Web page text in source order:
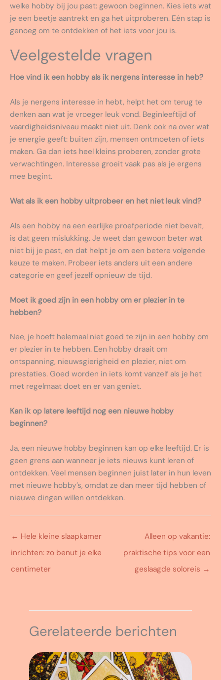
welke hobby bij jou past: gewoon beginnen. Kies iets wat
je een beetje aantrekt en ga het uitproberen. Eén stap is
genoeg om te ontdekken of het iets voor jou is.
Veelgestelde vragen
Hoe vind ik een hobby als ik nergens interesse in heb?
Als je nergens interesse in hebt, helpt het om terug te
denken aan wat je vroeger leuk vond. Beginleeftijd of
vaardigheidsniveau maakt niet uit. Denk ook na over wat
je energie geeft: buiten zijn, mensen ontmoeten of iets
maken. Ga dan iets heel kleins proberen, zonder grote
verwachtingen. Interesse groeit vaak pas als je ergens
mee begint.
Wat als ik een hobby uitprobeer en het niet leuk vind?
Als een hobby na een eerlijke proefperiode niet bevalt,
is dat geen mislukking. Je weet dan gewoon beter wat
niet bij je past, en dat helpt je om een betere volgende
keuze te maken. Probeer iets anders uit een andere
categorie en geef jezelf opnieuw de tijd.
Moet ik goed zijn in een hobby om er plezier in te
hebben?
Nee, je hoeft helemaal niet goed te zijn in een hobby om
er plezier in te hebben. Een hobby draait om
ontspanning, nieuwsgierigheid en plezier, niet om
prestaties. Goed worden in iets komt vanzelf als je het
met regelmaat doet en er van geniet.
Kan ik op latere leeftijd nog een nieuwe hobby
beginnen?
Ja, een nieuwe hobby beginnen kan op elke leeftijd. Er is
geen grens aan wanneer je iets nieuws kunt leren of
ontdekken. Veel mensen beginnen juist later in hun leven
met nieuwe hobby’s, omdat ze dan meer tijd hebben of
nieuwe dingen willen ontdekken.
← Hele kleine slaapkamer
inrichten: zo benut je elke
centimeter
Alleen op vakantie:
praktische tips voor een
geslaagde soloreis →
Gerelateerde berichten